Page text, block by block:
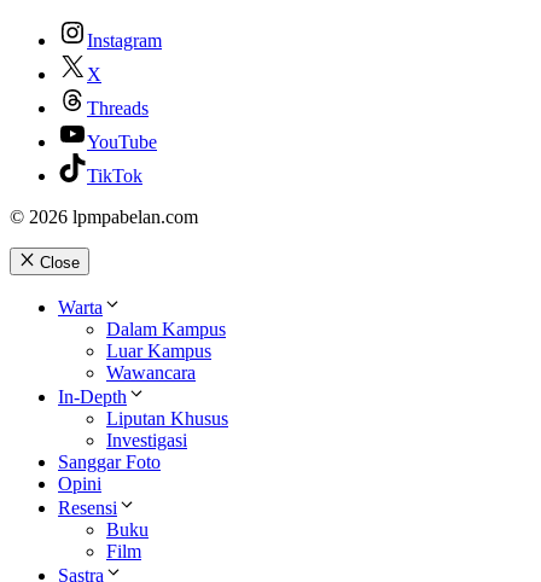
Instagram
X
Threads
YouTube
TikTok
© 2026 lpmpabelan.com
Close
Warta
Dalam Kampus
Luar Kampus
Wawancara
In-Depth
Liputan Khusus
Investigasi
Sanggar Foto
Opini
Resensi
Buku
Film
Sastra